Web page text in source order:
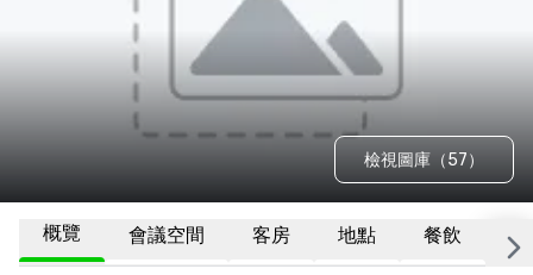
檢視圖庫（57）
概覽 會議空間 客房 地點 餐飲 更